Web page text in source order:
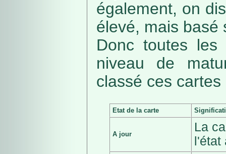
également, on
élevé, mais basé
Donc toutes
niveau de
classé ces
Etat de la carte
A jour
La